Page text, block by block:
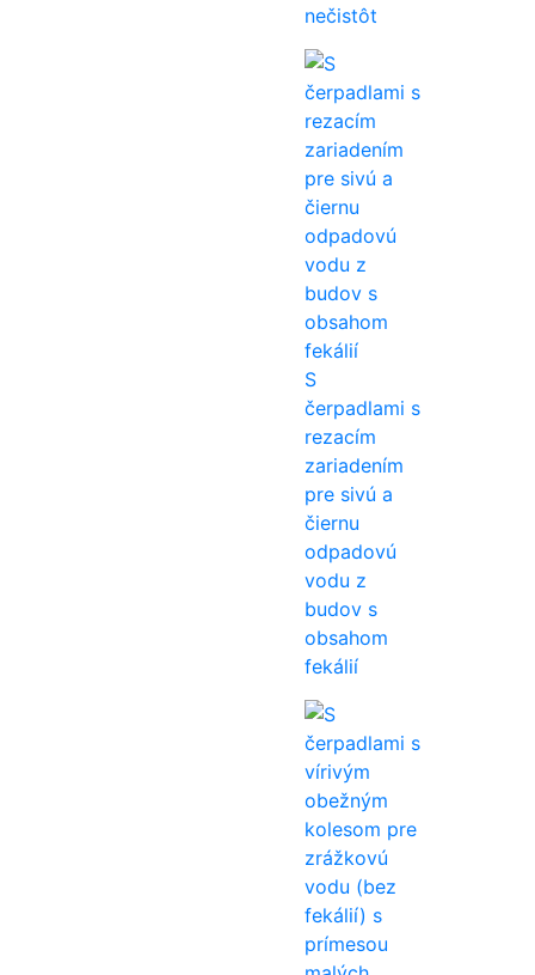
nečistôt
S
čerpadlami s
rezacím
zariadením
pre sivú a
čiernu
odpadovú
vodu z
budov s
obsahom
fekálií